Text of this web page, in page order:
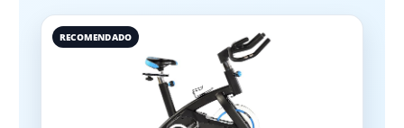
RECOMENDADO